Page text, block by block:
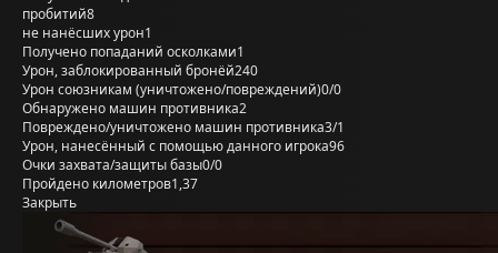
пробитий8
не нанёсших урон1
Получено попаданий осколками1
Урон, заблокированный бронёй240
Урон союзникам (уничтожено/повреждений)0/0
Обнаружено машин противника2
Повреждено/уничтожено машин противника3/1
Урон, нанесённый с помощью данного игрока96
Очки захвата/защиты базы0/0
Пройдено километров1,37
Закрыть